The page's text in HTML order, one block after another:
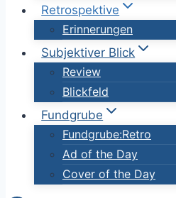
Retrospektive
Erinnerungen
Subjektiver Blick
Review
Blickfeld
Fundgrube
Fundgrube:Retro
Ad of the Day
Cover of the Day